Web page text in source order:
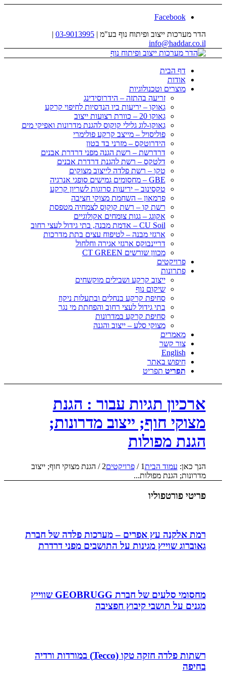
Facebook
הדר מערכות ייצוב ופיתוח נוף בע"מ |03-9013995
|
info@haddar.co.il
דף הבית
אודות
מוצרים וטכנולוגיות
זריעה בהתזה – הידרוסידינג
גאוקו – יריעות ביו הנדסיות לחיפוי קרקע
גאוקו 20 – כוורת רצועות ייצוב
גאוקו-לוג גלילי קוקוס להגנת מדרונות ואפיקי מים
פוליסויל – מייצב קרקע פולימרי
הידרוטקס – מזרני בד בטון
דרדרשת – רשת הגנה מפני דרדרת אבנים
דלטקס – רשת להגנת דרדרת אבנים
טקו – רשת פלדה לייצוב מצוקים
GBE – מחסומים גמישים סופגי אנרגיה
טקסינוב – יריעות סרוגות לשריון קרקע
פרמאון – השחמת מצוקי חציבה
רשת קו – רשת קוקוס לצמחיה מטפסת
אקוגג – גגות צומחים אקולוגיים
CU Soil – אדמת מבנה, בתי גידול לעצי רחוב
ארגזי מבנה – לטיפוח עצים בתת מדרכות
דריינבוקס ארגזי אגירה וחלחול
מכוון שורשים CT GREEN
פרויקטים
פתרונות
ייצוב קרקע ושבילים מוקשחים
שיקום נוף
סחיפת קרקע בנחלים ובתעלות ניקוז
בתי גידול לעצי רחוב והפחתת מי נגר
סחיפת קרקע במדרונות
מצוקי סלע – ייצוב והגנה
מאמרים
צור קשר
English
חיפוש באתר
תפריט תפריט
ארכיון תגיות עבור : הגנת
מצוקי חוף; ייצוב מדרונות;
הגנת מפולות
הנך כאן: עמוד הבית1
/ פרויקטים2
/ הגנת מצוקי חוף; ייצוב
מדרונות; הגנת מפולות...
פריטי פורטפוליו
רמת אלקנה עץ אפרים – מערכות פלדה של חברת
גאוברוג שוייץ מגינות על התושבים מפני דרדרת
מחסומי סלעים של חברת GEOBRUGG שווייץ
מגנים על תושבי קיבוץ חפציבה
רשתות פלדה חזקה טקו (Tecco) במורדות ורדיה
בחיפה